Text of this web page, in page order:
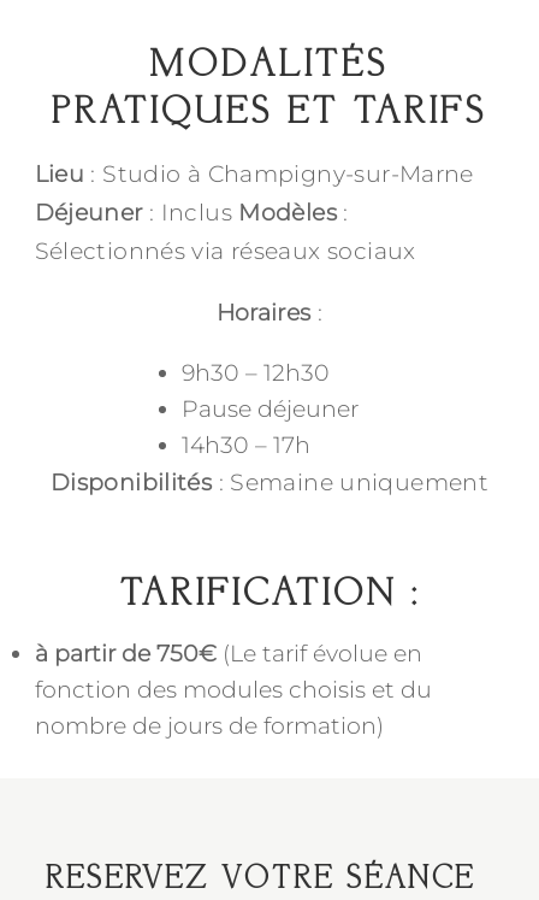
MODALITÉS
PRATIQUES ET TARIFS
Lieu : Studio à Champigny-sur-Marne
Déjeuner: Inclus Modèles:
Sélectionnés via réseaux sociaux
Horaires:
9h30 – 12h30
Pause déjeuner
14h30 – 17h
Disponibilités: Semaine uniquement
TARIFICATION :
à partir de 750€(Le tarif évolue en
fonction des modules choisis et du
nombre de jours de formation)
RESERVEZ VOTRE SÉANCE